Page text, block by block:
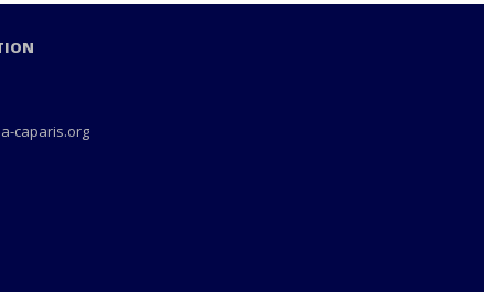
caparis.org